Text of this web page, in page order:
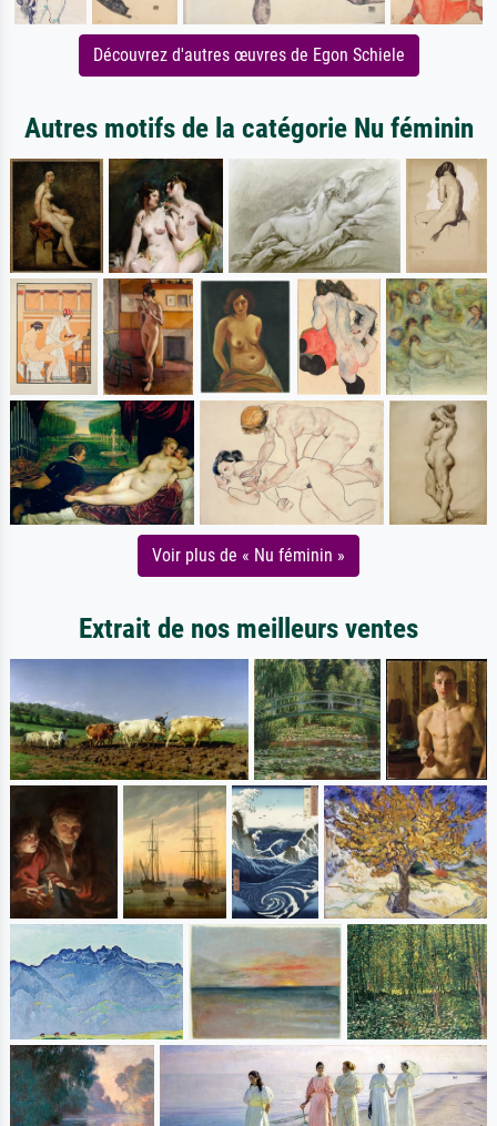
Découvrez d'autres œuvres de Egon Schiele
Autres motifs de la catégorie Nu féminin
Voir plus de « Nu féminin »
Extrait de nos meilleurs ventes